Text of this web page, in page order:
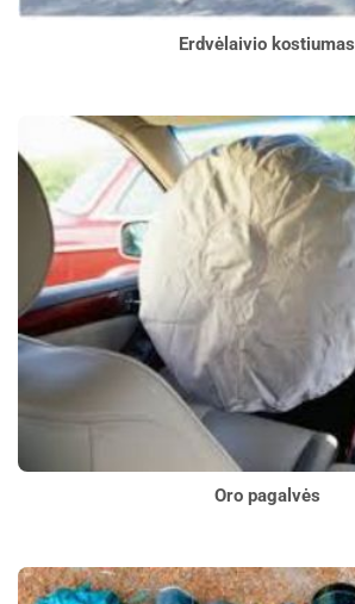
Erdvėlaivio kostiumas
Oro pagalvės